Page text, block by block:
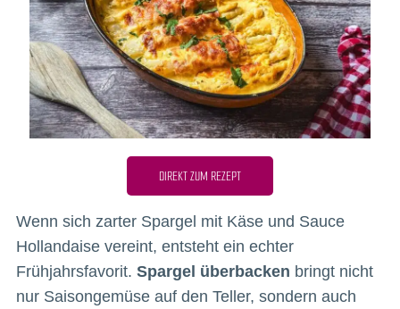
DIREKT ZUM REZEPT
Wenn sich zarter Spargel mit Käse und Sauce
Hollandaise vereint, entsteht ein echter
Frühjahrsfavorit. Spargel überbacken bringt nicht
nur Saisongemüse auf den Teller, sondern auch